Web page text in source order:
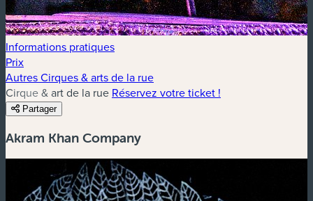
Informations pratiques
Prix
Autres Cirques & arts de la rue
Cirque & art de la rue Réservez votre ticket !
Partager
Akram Khan Company